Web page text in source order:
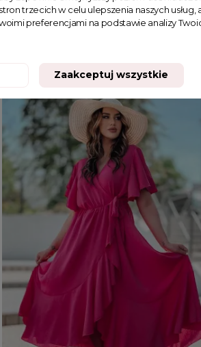
Krótka sukienka z paskiem i
trzecich w celu ulepszenia naszych usług,
preferencjami na podstawie analizy
Zaakceptuj wszystkie